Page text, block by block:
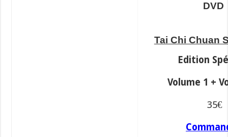
DVD
Tai Chi Chuan
Edition
Volume 1 +
35€